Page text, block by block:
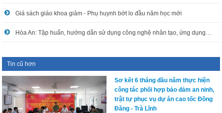
Giá sách giáo khoa giảm - Phụ huynh bớt lo đầu năm học mới
Tin cũ hơn
Sơ kết 6 tháng đầu năm thực hiện
công tác phối hợp bảo đảm an ninh,
trật tự phục vụ dự án cao tốc Đồng
Đăng - Trà Lĩnh